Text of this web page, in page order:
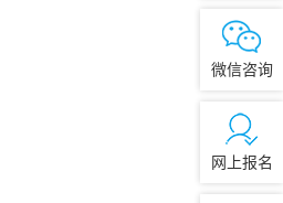
微信咨询
网上报名